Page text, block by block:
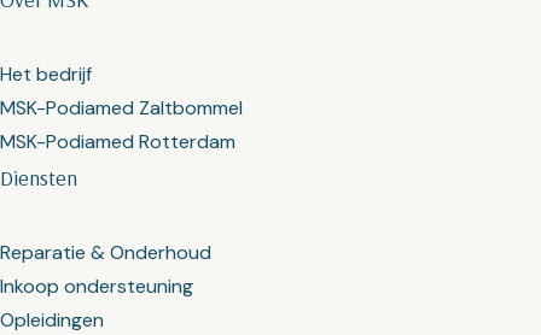
Diensten
Reparatie & Onderhoud
Inkoop ondersteuning
Opleidingen
Het bedrijf
MSK-Podiamed Zaltbommel
MSK-Podiamed Rotterdam